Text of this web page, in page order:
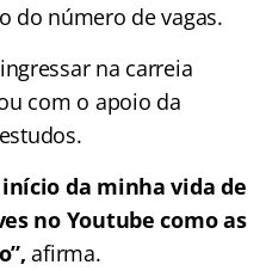
do número de vagas.
na carreia
com o apoio da
da minha vida de
no Youtube como as
afirma.